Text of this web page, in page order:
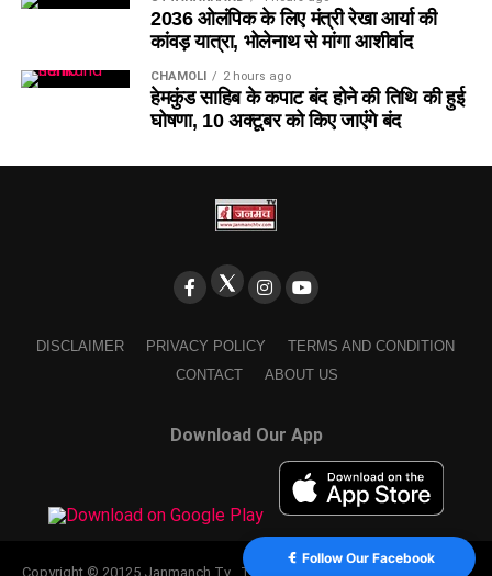
2036 ओलंपिक के लिए मंत्री रेखा आर्या की
कांवड़ यात्रा, भोलेनाथ से मांगा आशीर्वाद
CHAMOLI 2 hours ago
हेमकुंड साहिब के कपाट बंद होने की तिथि की हुई
घोषणा, 10 अक्टूबर को किए जाएंंगे बंद
DISCLAIMER PRIVACY POLICY
TERMS AND CONDITION
CONTACT
ABOUT US
Download Our App
Copyright © 20125 Janmanch Tv . Theme by SSDIGIMARK. powered by
Follow Our Facebook